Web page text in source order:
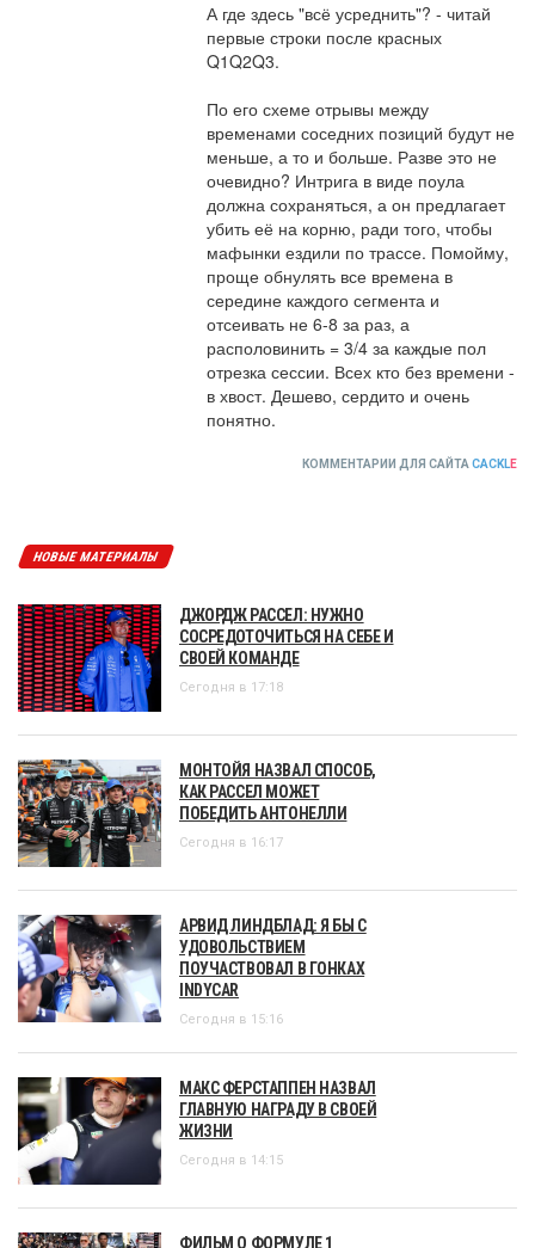
А где здесь "всё усреднить"? - читай
первые строки после красных
Q1Q2Q3.
По его схеме отрывы между
временами соседних позиций будут не
меньше, а то и больше. Разве это не
очевидно? Интрига в виде поула
должна сохраняться, а он предлагает
убить её на корню, ради того, чтобы
мафынки ездили по трассе. Помойму,
проще обнулять все времена в
середине каждого сегмента и
отсеивать не 6-8 за раз, а
располовинить = 3/4 за каждые пол
отрезка сессии. Всех кто без времени -
в хвост. Дешево, сердито и очень
понятно.
КОММЕНТАРИИ ДЛЯ САЙТА CACKLE
НОВЫЕ МАТЕРИАЛЫ
ДЖОРДЖ РАССЕЛ: НУЖНО
СОСРЕДОТОЧИТЬСЯ НА СЕБЕ И
СВОЕЙ КОМАНДЕ
Сегодня в 17:18
МОНТОЙЯ НАЗВАЛ СПОСОБ,
КАК РАССЕЛ МОЖЕТ
ПОБЕДИТЬ АНТОНЕЛЛИ
Сегодня в 16:17
АРВИД ЛИНДБЛАД: Я БЫ С
УДОВОЛЬСТВИЕМ
ПОУЧАСТВОВАЛ В ГОНКАХ
INDYCAR
Сегодня в 15:16
МАКС ФЕРСТАППЕН НАЗВАЛ
ГЛАВНУЮ НАГРАДУ В СВОЕЙ
ЖИЗНИ
Сегодня в 14:15
ФИЛЬМ О ФОРМУЛЕ 1